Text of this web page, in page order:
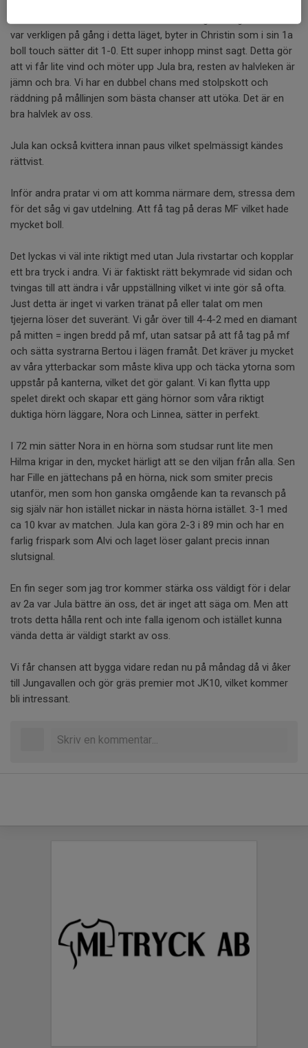
var verkligen på gång i detta läget, byter in Christin som i sin 1a
boll touch sätter dit 1-0. Ett super inhopp minst sagt. Detta gör
att vi får lite vind och möter upp Jula bra, resten av halvleken är
jämn och bra. Vi har en dubbel chans med stolpskott och
räddning på mållinjen som bästa chanser att utöka. Det är en
bra halvlek av oss.
Jula kan också kvittera innan paus vilket spelmässigt kändes
rättvist.
Inför andra pratar vi om att komma närmare dem, stressa dem
för det såg vi gav utdelning. Att få tag på deras MF vilket hade
mycket boll.
Det lyckas vi väl inte riktigt med utan Jula rivstartar och kopplar
ett bra tryck i andra. Vi är faktiskt rätt bekymrade vid sidan och
tvingas till att ändra i vår uppställning vilket vi inte gör så ofta.
Just detta är inget vi varken tränat på eller talat om men
tjejerna löser det suveränt. Vi går över till 4-4-2 med en diamant
på mitten = ingen bredd på mf, utan satsar på att få tag på mf
och sätta systrarna Bertou i lägen framåt. Det kräver ju mycket
av våra ytterbackar som måste kliva upp och täcka ytorna som
uppstår på kanterna, vilket det gör galant. Vi kan flytta upp
spelet direkt och skapar ett gäng hörnor som våra riktigt
duktiga hörn läggare, Nora och Linnea, sätter in perfekt.
I 72 min sätter Nora in en hörna som studsar runt lite men
Hilma krigar in den, mycket härligt att se den viljan från alla. Sen
har Fille en jättechans på en hörna, nick som smiter precis
utanför, men som hon ganska omgående kan ta revansch på
sig själv när hon istället nickar in nästa hörna istället. 3-1 med
ca 10 kvar av matchen. Jula kan göra 2-3 i 89 min och har en
farlig frispark som Alvi och laget löser galant precis innan
slutsignal.
En fin seger som jag tror kommer stärka oss väldigt för i delar
av 2a var Jula bättre än oss, det är inget att säga om. Men att
trots detta hålla rent och inte falla igenom och istället kunna
vända detta är väldigt starkt av oss.
Vi får chansen att bygga vidare redan nu på måndag då vi åker
till Jungavallen och gör gräs premier mot JK10, vilket kommer
bli intressant.